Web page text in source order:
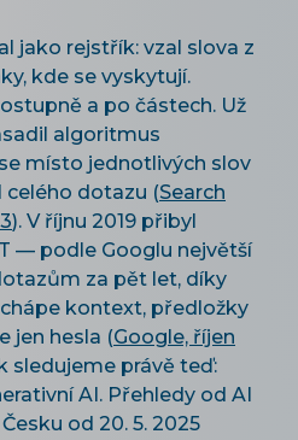
jako rejstřík: vzal slova z
kde se vyskytují.
a po částech. Už
algoritmus
místo jednotlivých slov
celého dotazu (Search
). V říjnu 2019 přibyl
— podle Googlu největší
za pět let, díky
kontext, předložky
jen hesla (Google, říjen
sledujeme právě teď:
AI. Přehledy od AI
od 20. 5. 2025